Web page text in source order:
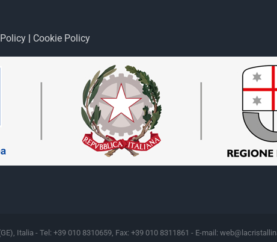
Cookie Policy
Italia - Tel: +39 010 8310659, Fax: +39 010 8311861 - E-mail: